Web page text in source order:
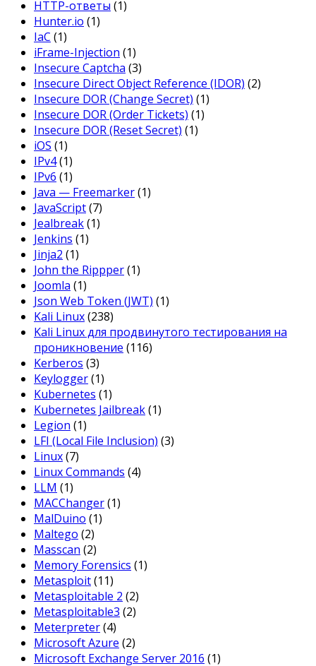
HTTP-ответы (1)
Hunter.io (1)
IaC (1)
iFrame-Injection (1)
Insecure Captcha (3)
Insecure Direct Object Reference (IDOR) (2)
Insecure DOR (Change Secret) (1)
Insecure DOR (Order Tickets) (1)
Insecure DOR (Reset Secret) (1)
iOS (1)
IPv4(1)
IPv6 (1)
Java — Freemarker(1)
JavaScript(7)
Jealbreak(1)
Jenkins (1)
Jinja2 (1)
John the Rippper(1)
Joomla (1)
Json Web Token (JWT) (1)
Kali Linux(238)
Kali Linux для продвинутого тестирования на
проникновение (116)
Kerberos (3)
Keylogger(1)
Kubernetes (1)
Kubernetes Jailbreak(1)
Legion (1)
LFI (Local File Inclusion) (3)
Linux(7)
Linux Commands (4)
LLM (1)
MACChanger(1)
MalDuino (1)
Maltego (2)
Masscan (2)
Memory Forensics (1)
Metasploit(11)
Metasploitable 2 (2)
Metasploitable3 (2)
Meterpreter(4)
Microsoft Azure (2)
Microsoft Exchange Server 2016 (1)